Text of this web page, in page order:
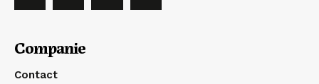
Companie
Contact